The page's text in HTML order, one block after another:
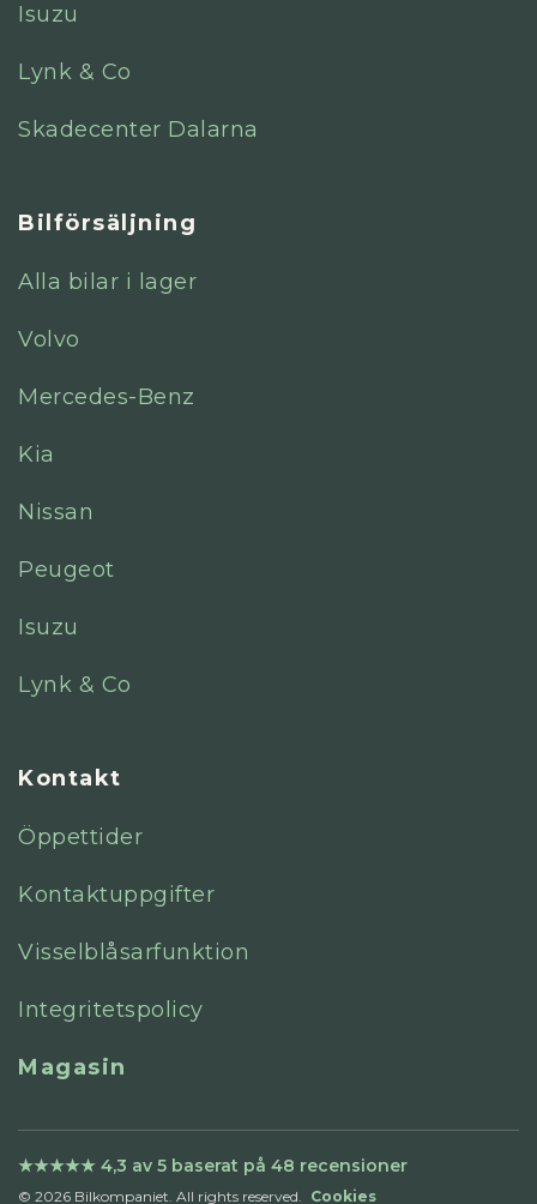
Isuzu
Lynk & Co
Skadecenter Dalarna
Bilförsäljning
Alla bilar i lager
Volvo
Mercedes-Benz
Kia
Nissan
Peugeot
Isuzu
Lynk & Co
Kontakt
Öppettider
Kontaktuppgifter
Visselblåsarfunktion
Integritetspolicy
Magasin
© 2026 Bilkompaniet. All rights reserved. Cookies